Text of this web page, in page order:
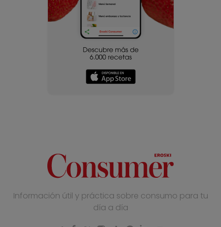
Información útil y práctica sobre consumo para tu
día a día